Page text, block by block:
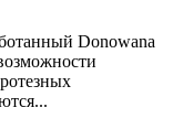
Donowana